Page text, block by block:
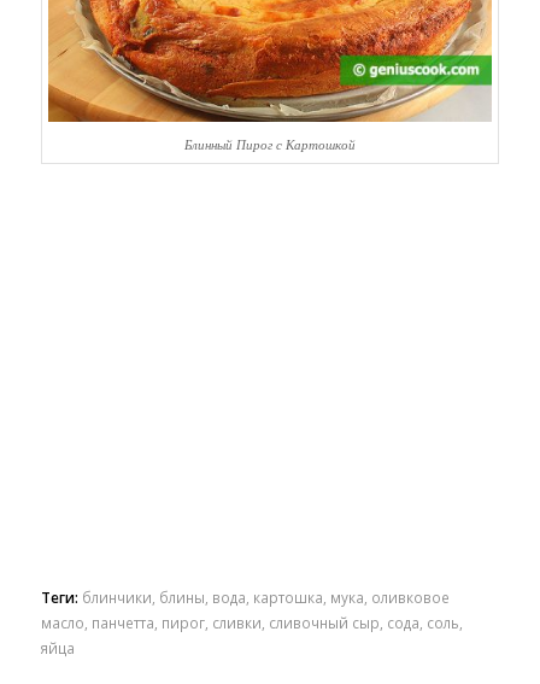
Блинный Пирог с Картошкой
Теги: блинчики, блины, вода, картошка, мука, оливковое
масло, панчетта, пирог, сливки, сливочный сыр, сода, соль,
яйца